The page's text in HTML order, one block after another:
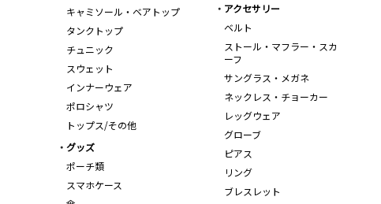
キャミソール・ベアトップ
タンクトップ
チュニック
スウェット
インナーウェア
ポロシャツ
トップス/その他
アクセサリー
ベルト
ストール・マフラー・スカ
ーフ
サングラス・メガネ
ネックレス・チョーカー
レッグウェア
グローブ
ピアス
リング
ブレスレット
グッズ
ポーチ類
スマホケース